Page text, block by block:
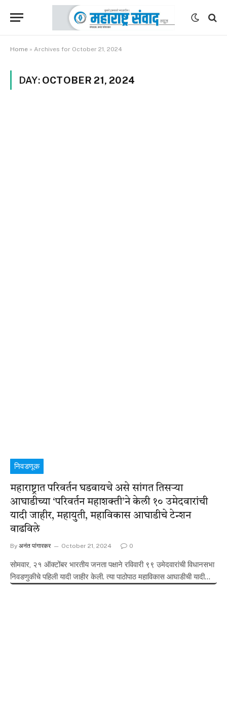
Home » Archives for October 21, 2024
DAY: OCTOBER 21, 2024
निवडणूक
महाराष्ट्रात परिवर्तन घडवायचे असे सांगत तिसऱ्या
आघाडीच्या ‘परिवर्तन महाशक्ती’ने केली १० उमेदवारांची
यादी जाहीर, महायुती, महाविकास आघाडीचे टेन्शन
वाढविले
By अनंत पांगारकर October 21, 2024 0
सोमवार, २१ ऑक्टोंबर भारतीय जनता पक्षाने रविवारी ९९ उमेदवारांची विधानसभा
निवडणुकीचे पहिली यादी जाहीर केली. त्या पाठोपाठ महाविकास आघाडीची यादी…